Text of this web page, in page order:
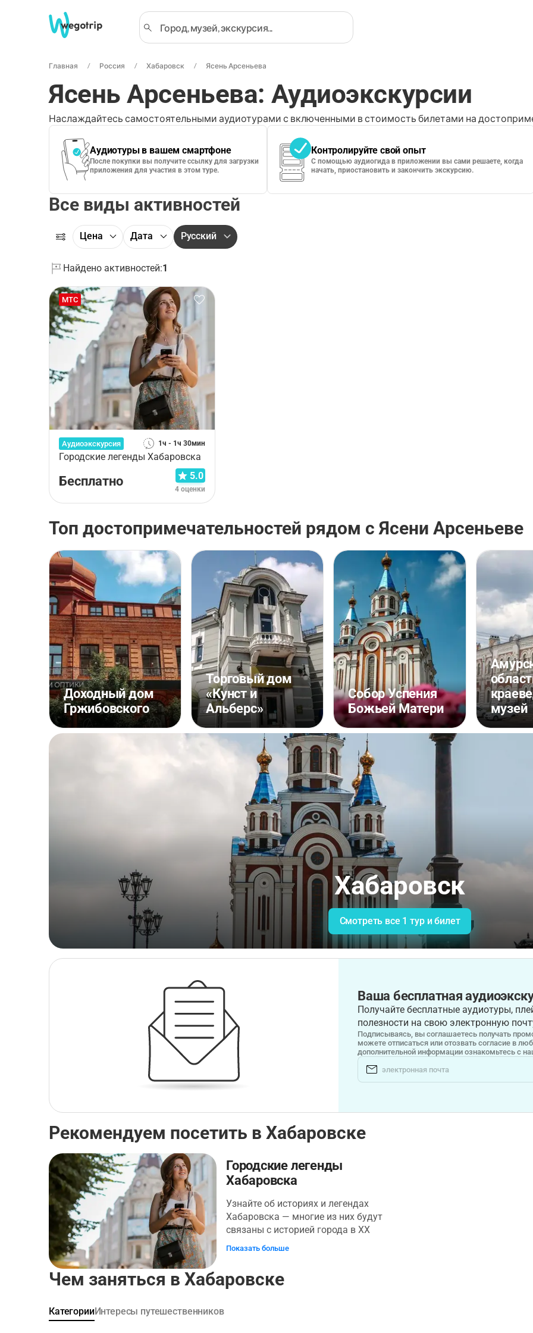
Главная Россия Хабаровск Ясень Арсеньева
Ясень Арсеньева: Аудиоэкскурсии
Наслаждайтесь самостоятельными аудиотурами с включенными в стоимость билетами на
Аудиотуры в вашем смартфоне
После покупки вы получите ссылку для загрузки
приложения для участия в этом туре.
Контролируйте свой опыт
С помощью аудиогида в приложении вы сами решаете, когда
начать, приостановить и закончить экскурсию.
Все виды активностей
Цена Дата Русский
Найдено активностей:1
МТС
Аудиоэкскурсия 1ч - 1ч 30мин
Городские легенды Хабаровска
Бесплатно 5.0
4 оценки
Топ достопримечательностей рядом с Ясени Арсеньеве
Доходный дом
Гржибовского
Торговый дом
«Кунст и
Альберс»
Собор Успения
Божьей Матери
музей
Хабаровск
Смотреть все 1 тур и билет
Ваша бесплатная
Получайте бесплатные аудиотуры,
полезности на свою электронную
Подписываясь, вы соглашаетесь получать
можете отписаться или отозвать согласие в
дополнительной информации ознакомьтесь с
Рекомендуем посетить в Хабаровске
Городские легенды
Хабаровска
Узнайте об историях и легендах
Хабаровска — многие из них будут
связаны с историей города в XX
веке. Вы откроете для себя
фильма и услышите о важных
Показать больше
Чем заняться в Хабаровске
КатегорииИнтересы путешественников